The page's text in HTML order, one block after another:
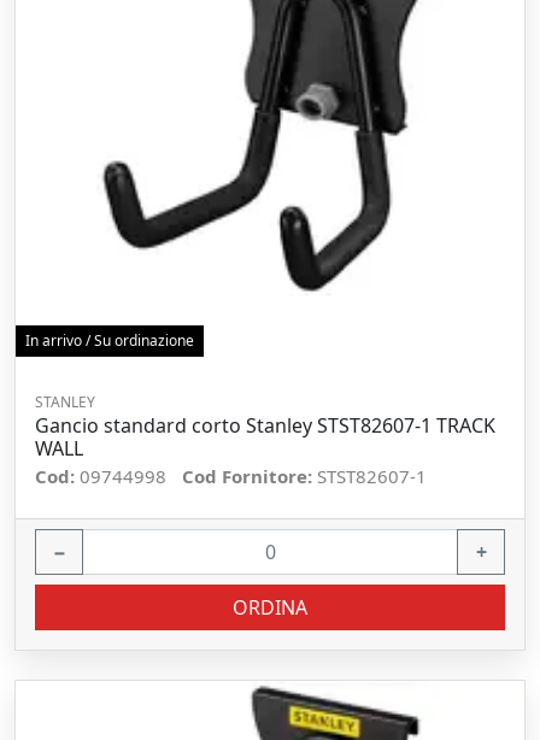
In arrivo / Su ordinazione
STANLEY
Gancio standard corto Stanley STST82607-1 TRACK
WALL
Cod: 09744998 Cod Fornitore: STST82607-1
− +
ORDINA